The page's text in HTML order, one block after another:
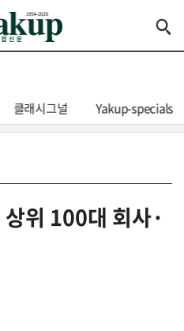
클래시그널 Yakup-specials
위 100대 회사·